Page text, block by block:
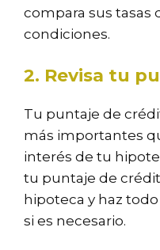
compara sus tasas
condiciones.
2. Revisa tu
Tu puntaje de
más importantes
interés de tu
tu puntaje de
hipoteca y haz
si es necesario.